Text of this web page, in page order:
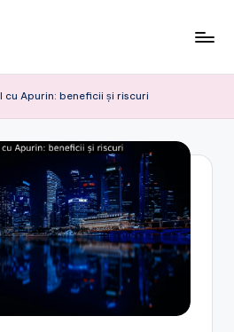
cu Apurin: beneficii și riscuri